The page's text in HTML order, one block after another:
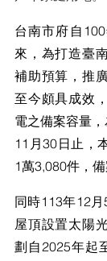
台南市府自
來，為打造臺
補助預算，推
至今頗具成效
電之備案容量
11月30日止，
1萬3,080件，備
同時113年12
屋頂設置太陽
劃自2025年起